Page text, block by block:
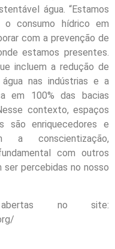
água. “Estamos
o consumo hídrico em
com a prevenção de
estamos presentes.
incluem a redução de
nas indústrias e a
em 100% das bacias
contexto, espaços
são enriquecedores e
a conscientização,
com outros
ser percebidas no nosso
no site: